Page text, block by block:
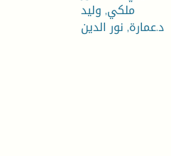
ملكي, وليد
د.عمارة, نور الدين